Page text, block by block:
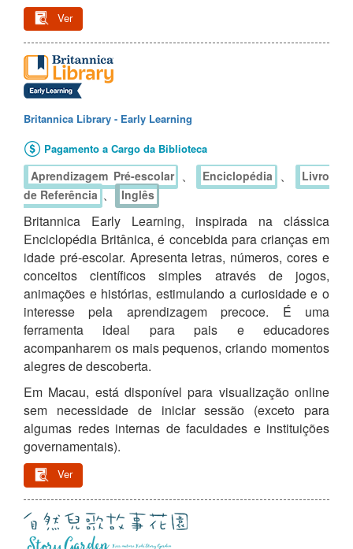
Ver
Britannica Library - Early Learning
Pagamento a Cargo da Biblioteca
Aprendizagem Pré-escolar 、 Enciclopédia 、
Livro
de Referência 、 Inglês
Britannica Early Learning, inspirada na clássica
Enciclopédia Britânica, é concebida para crianças em
idade pré-escolar. Apresenta letras, números, cores e
conceitos científicos simples através de jogos,
animações e histórias, estimulando a curiosidade e o
interesse pela aprendizagem precoce. É uma
ferramenta ideal para pais e educadores
acompanharem os mais pequenos, criando momentos
alegres de descoberta.
Em Macau, está disponível para visualização online
sem necessidade de iniciar sessão (exceto para
algumas redes internas de faculdades e instituições
governamentais).
Ver